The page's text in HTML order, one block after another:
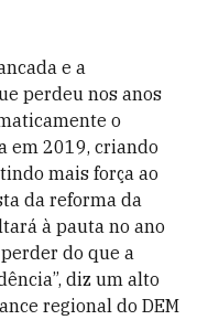
e a
perdeu nos anos
o
em 2019, criando
mais força ao
da reforma da
à pauta no ano
do que a
diz um alto
regional do DEM